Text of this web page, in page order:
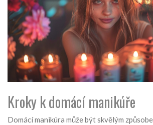
Kroky k domácí manikúře
Domácí manikúra může být skvělým